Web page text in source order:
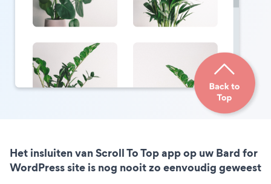
Het insluiten van Scroll To Top app op uw Bard for
WordPress site is nog nooit zo eenvoudig geweest